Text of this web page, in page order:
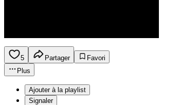
5 Partager
Favori
Plus
Ajouter à la playlist
Signaler